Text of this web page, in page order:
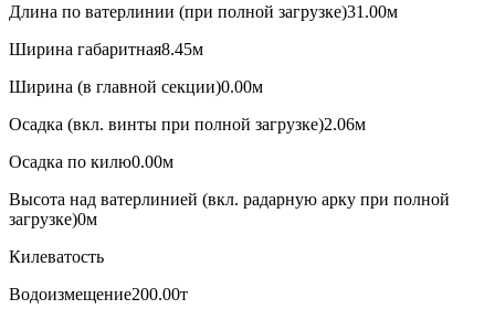
Длина по ватерлинии (при полной загрузке)31.00м
Ширина габаритная8.45м
Ширина (в главной секции)0.00м
Осадка (вкл. винты при полной загрузке)2.06м
Осадка по килю0.00м
Высота над ватерлинией (вкл. радарную арку при полной
загрузке)0м
Килеватость
Водоизмещение200.00т